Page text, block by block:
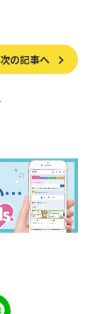
次の記事へ